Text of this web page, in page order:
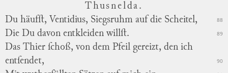
Thusnelda.
Du häufſt, Ventidius, Siegsruhm auf die Scheitel,
88
Die Du davon entkleiden willſt. 89
Das Thier ſchoß, von dem Pfeil gereizt, den ich
entſendet,
90